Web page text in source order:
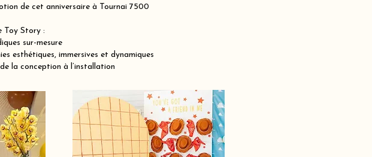
de cet anniversaire à Tournai 7500
Toy Story :
sur-mesure
esthétiques, immersives et dynamiques
la conception à l’installation